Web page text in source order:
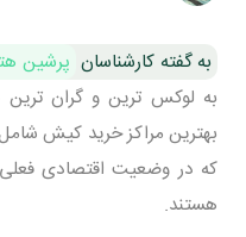
به گفته کارشناسان پرشین
به لوکس ترین و گران
بهترین مراکز خرید کیش
که در وضعیت اقتصادی
هستند.